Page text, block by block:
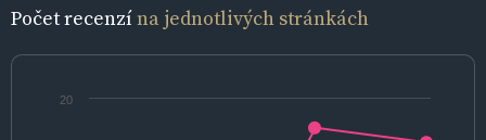
Počet recenzína jednotlivých stránkách
20